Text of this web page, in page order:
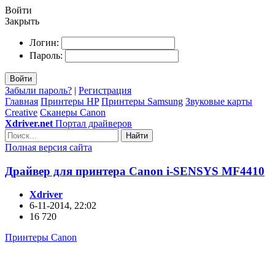
Войти
Закрыть
Логин:
Пароль:
Войти
Забыли пароль? | Регистрация
Главная Принтеры HP Принтеры Samsung Звуковые карты
Creative Сканеры Canon
Xdriver.net Портал драйверов
Найти
Полная версия сайта
Драйвер для принтера Canon i-SENSYS MF4410
Xdriver
6-11-2014, 22:02
16 720
Принтеры Canon